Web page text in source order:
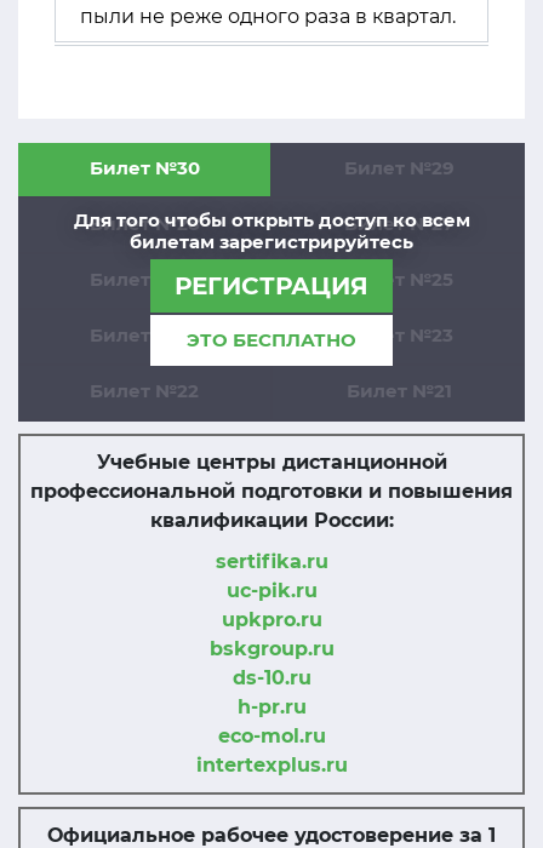
пыли не реже одного раза в квартал.
Для того чтобы открыть доступ ко всем
билетам зарегистрируйтесь
РЕГИСТРАЦИЯ
ЭТО БЕСПЛАТНО
Билет №30 Билет №29
Билет №28 Билет №27
Билет №26 Билет №25
Билет №24 Билет №23
Билет №22 Билет №21
Учебные центры дистанционной
профессиональной подготовки и повышения
квалификации России:
sertifika.ru
uc-pik.ru
upkpro.ru
bskgroup.ru
ds-10.ru
h-pr.ru
eco-mol.ru
intertexplus.ru
Официальное рабочее удостоверение за 1